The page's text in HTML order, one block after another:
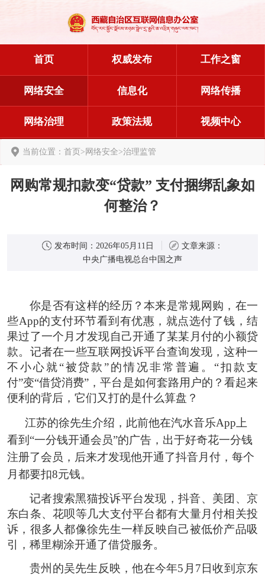
首页 权威发布 工作之窗
网络安全 信息化 网络传播
网络治理 政策法规 视频中心
当前位置： 首页>网络安全>治理监管
网购常规扣款变“贷款” 支付捆绑乱象如
何整治？
发布时间： 2026年05月11日
文章来源：
中央广播电视总台中国之声
你是否有这样的经历？本来是常规网购，在一
些App的支付环节看到有优惠，就点选付了钱，结
果过了一个月才发现自己开通了某某月付的小额贷
款。记者在一些互联网投诉平台查询发现，这种一
不小心就“被贷款”的情况非常普遍。“扣款支
付”变“借贷消费”，平台是如何套路用户的？看起来
便利的背后，它们又打的是什么算盘？
江苏的徐先生介绍，此前他在汽水音乐App上
看到“一分钱开通会员”的广告，出于好奇花一分钱
注册了会员，后来才发现他开通了抖音月付，每个
月都要扣8元钱。
记者搜索黑猫投诉平台发现，抖音、美团、京
东白条、花呗等几大支付平台都有大量月付相关投
诉，很多人都像徐先生一样反映自己被低价产品吸
引，稀里糊涂开通了借贷服务。
贵州的吴先生反映，他在今年5月7日收到京东